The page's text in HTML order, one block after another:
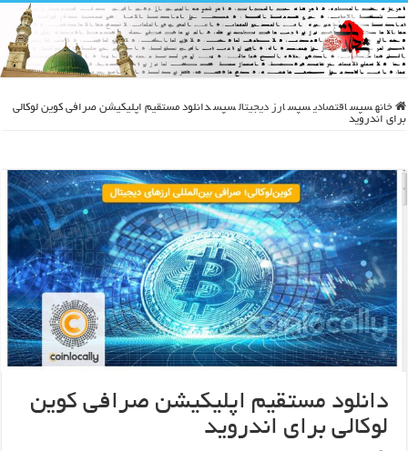
خانه سپس اقتصادی سپس ارز دیجیتال سپس دانلود مستقیم اپلیکیشن صرافی کوین لوکالی
برای اندروید
دانلود مستقیم اپلیکیشن صرافی کوین
لوکالی برای اندروید